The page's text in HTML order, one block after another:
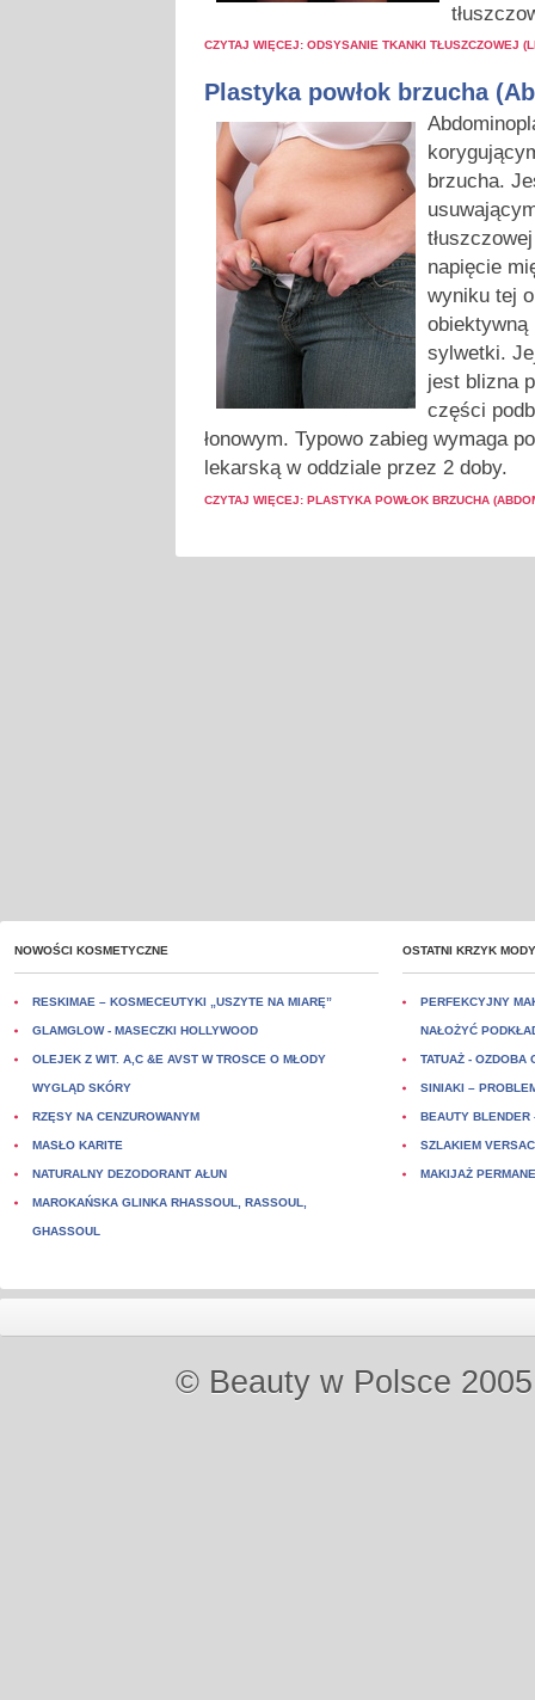
CZYTAJ WIĘCEJ: ODSYSANIE TKANKI TŁUSZCZOWEJ
Plastyka powłok brzucha
A
brzucha.
napięcie
wyniku tej
obiektywną
sylwetki.
jest blizna
części
łonowym. Typowo zabieg wymaga
lekarską w oddziale przez 2 doby.
CZYTAJ WIĘCEJ: PLASTYKA POWŁOK BRZUCHA
NOWOŚCI KOSMETYCZNE
RESKIMAE – KOSMECEUTYKI „USZYTE NA MIARĘ”
GLAMGLOW - MASECZKI HOLLYWOOD
OLEJEK Z WIT. A,C &E AVST W TROSCE O MŁODY
WYGLĄD SKÓRY
RZĘSY NA CENZUROWANYM
MASŁO KARITE
NATURALNY DEZODORANT AŁUN
MAROKAŃSKA GLINKA RHASSOUL, RASSOUL,
GHASSOUL
OSTATNI KRZYK MODY
PERFEKCYJNY
NAŁOŻYĆ
TATUAŻ - OZDOBA
SINIAKI –
BEAUTY
SZLAKIEM
MAKIJAŻ
© Beauty w Polsce